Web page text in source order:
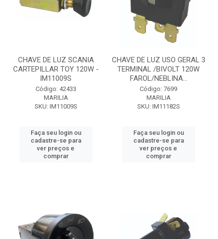
CHAVE DE LUZ SCANIA
CARTEPILLAR TOY 120W -
IM11009S
Código: 42433
MARILIA
SKU: IM11009S
Faça seu login ou
cadastre-se para
ver preços e
comprar
CHAVE DE LUZ USO GERAL 3
TERMINAL /BIVOLT 120W
FAROL/NEBLINA...
Código: 7699
MARILIA
SKU: IM11182S
Faça seu login ou
cadastre-se para
ver preços e
comprar